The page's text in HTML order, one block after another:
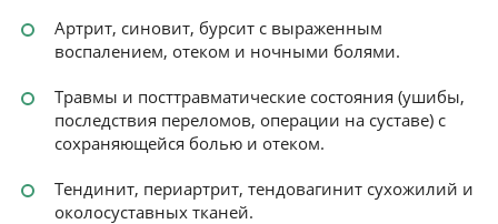
Артрит, синовит, бурсит с выраженным
воспалением, отеком и ночными болями.
Травмы и посттравматические состояния (ушибы,
последствия переломов, операции на суставе) с
сохраняющейся болью и отеком.
Тендинит, периартрит, тендовагинит сухожилий и
околосуставных тканей.